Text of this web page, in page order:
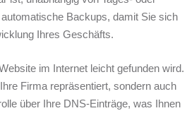
Backups, damit Sie sich
Ihres Geschäfts.
im Internet leicht gefunden wird.
Firma repräsentiert, sondern auch
über Ihre DNS-Einträge, was Ihnen